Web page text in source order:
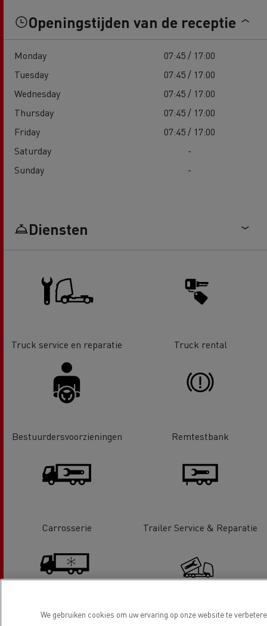
Openingstijden van de receptie
Monday
07:45 / 17:00
Tuesday
07:45 / 17:00
Wednesday
07:45 / 17:00
Thursday
07:45 / 17:00
Friday
07:45 / 17:00
Saturday
-
Sunday
-
Diensten
Truck service en reparatie Truck rental
Bestuurdersvoorzieningen Remtestbank
Carrosserie Trailer Service & Reparatie
Koeling Hydraulisch
We gebruiken cookies om uw ervaring op onze website te